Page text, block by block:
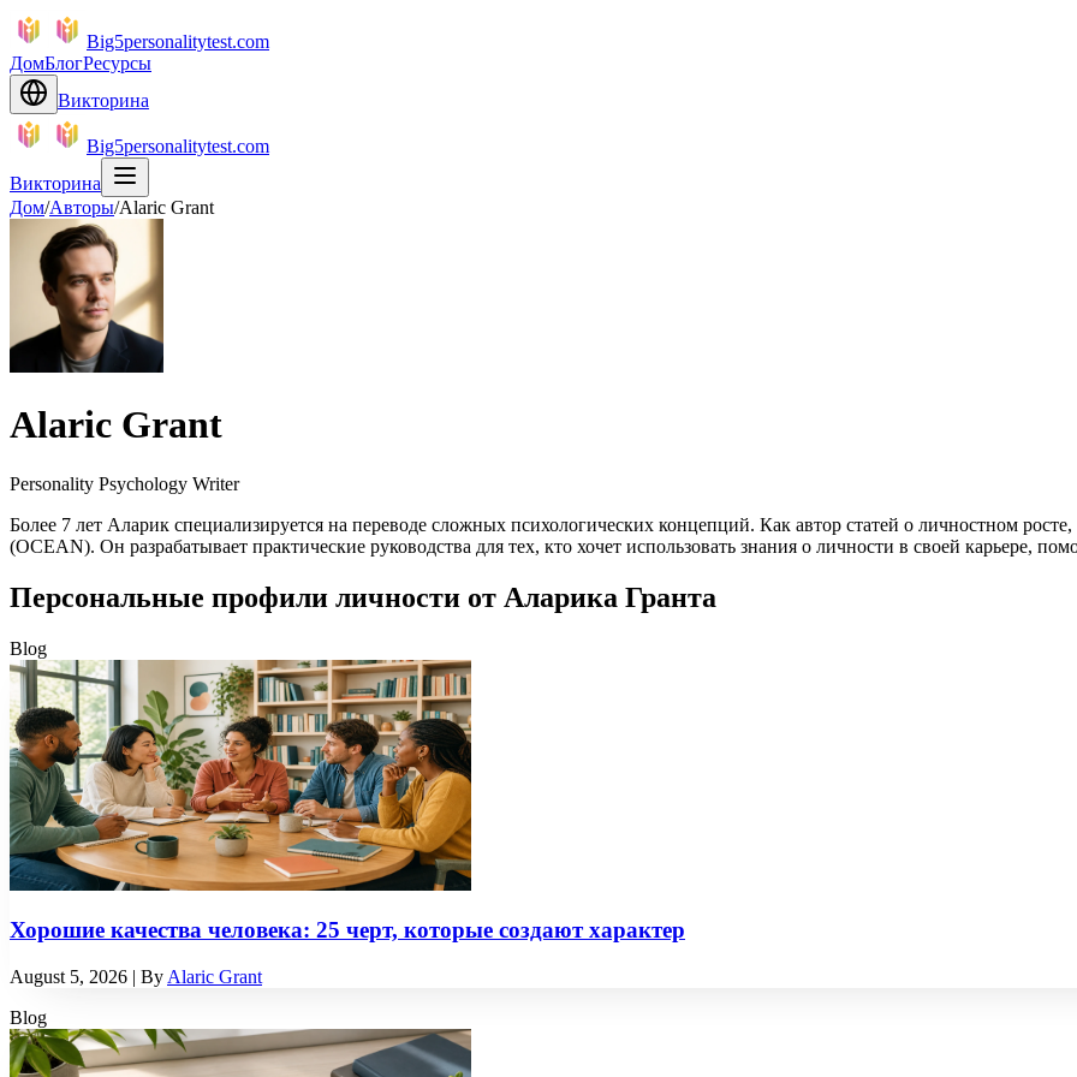
Big5personalitytest.com
ДомБлогРесурсы
Викторина
Big5personalitytest.com
Викторина
Дом/Авторы/Alaric Grant
Alaric Grant
Personality Psychology Writer
Более 7 лет Аларик специализируется на переводе сложных психологических концепций. Как автор статей о личностном
(OCEAN). Он разрабатывает практические руководства для тех, кто хочет использовать знания о личности в своей карьере,
Персональные профили личности от Аларика Гранта
Blog
Хорошие качества человека: 25 черт, которые создают характер
August 5, 2026 | By Alaric Grant
Blog